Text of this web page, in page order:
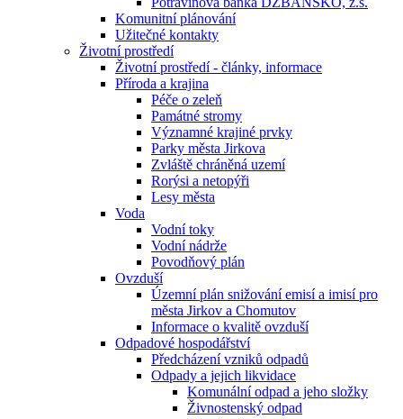
Komunitní plánování
Užitečné kontakty
Životní prostředí
Životní prostředí - články, informace
Příroda a krajina
Péče o zeleň
Památné stromy
Významné krajiné prvky
Parky města Jirkova
Zvláště chráněná uzemí
Rorýsi a netopýři
Lesy města
Voda
Vodní toky
Vodní nádrže
Povodňový plán
Ovzduší
Územní plán snižování emisí a imisí pro
města Jirkov a Chomutov
Informace o kvalitě ovzduší
Odpadové hospodářství
Předcházení vzniků odpadů
Odpady a jejich likvidace
Komunální odpad a jeho složky
Živnostenský odpad